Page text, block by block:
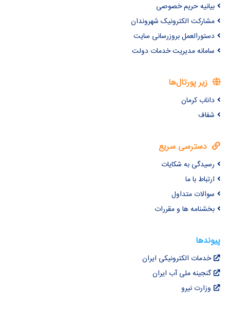
بیانیه حریم خصوصی
مشارکت الکترونیک شهروندان
دستورالعمل بروزرسانی سایت
سامانه مدیریت خدمات دولت
زیر پورتال‌ها
داناب کرمان
شفاف
دسترسی سریع
رسیدگی به شکایات
ارتباط با ما
سوالات متداول
بخشنامه ها و مقررات
پیوندها
خدمات الکترونیکی ایران
گنجینه ملی آب ایران
وزارت نیرو